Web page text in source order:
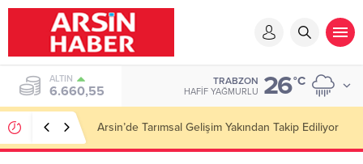
ALTIN
6.660,55
TRABZON
HAFIF YAĞMURLU 26°C
Arsin’de Tarımsal Gelişim Yakından Takip Ediliyor